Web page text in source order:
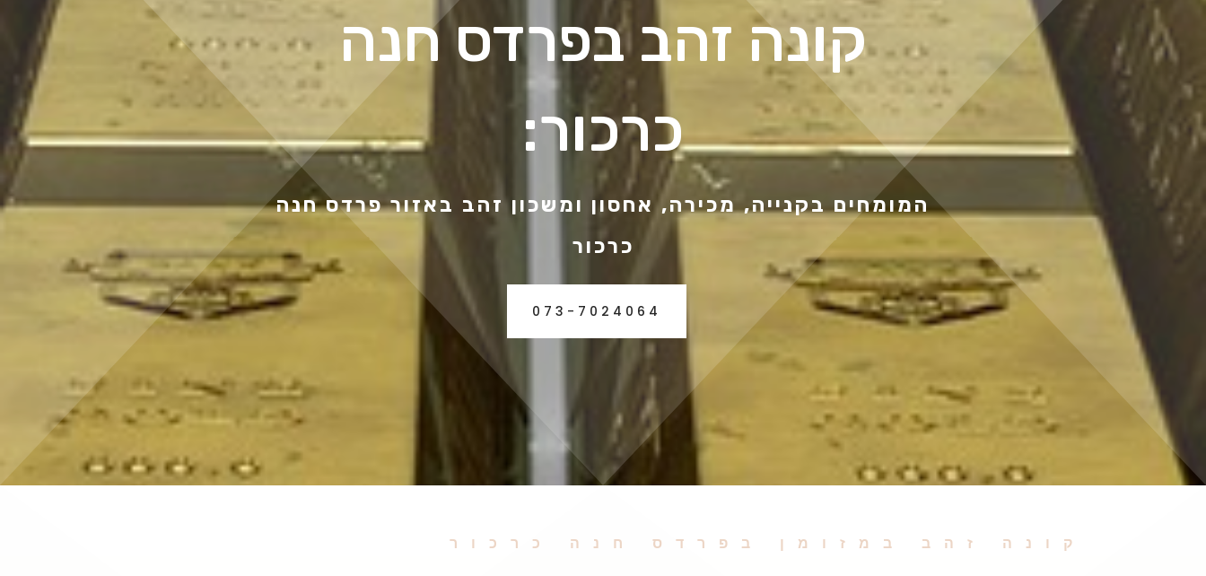
קונה זהב בפרדס חנה
כרכור:
המומחים בקנייה, מכירה, אחסון ומשכון זהב באזור פרדס חנה
כרכור
073-7024064
קונה זהב במזומן בפרדס חנה כרכור